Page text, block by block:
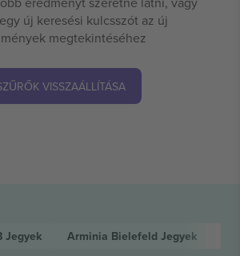
új keresési kulcsszót az új
megtekintéséhez
VISSZAÁLLÍTÁSA
Jegyek Arminia Bielefeld Jegyek